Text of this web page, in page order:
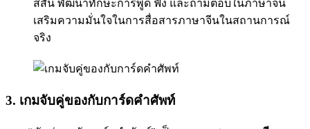
สีสัน พัฒนาทักษะการพูด ฟัง และถามตอบในภาษาจีน
เสริมความมั่นใจในการสื่อสารภาษาจีนในสถานการณ์
จริง
3. เกมจับคู่ของกับการ์ดคำศัพท์